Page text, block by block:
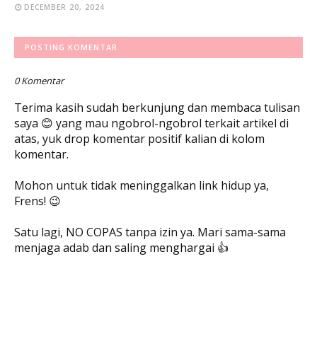
DECEMBER 20, 2024
POSTING KOMENTAR
0 Komentar
Terima kasih sudah berkunjung dan membaca tulisan
saya 😊 yang mau ngobrol-ngobrol terkait artikel di
atas, yuk drop komentar positif kalian di kolom
komentar.
Mohon untuk tidak meninggalkan link hidup ya,
Frens! 😉
Satu lagi, NO COPAS tanpa izin ya. Mari sama-sama
menjaga adab dan saling menghargai 👍